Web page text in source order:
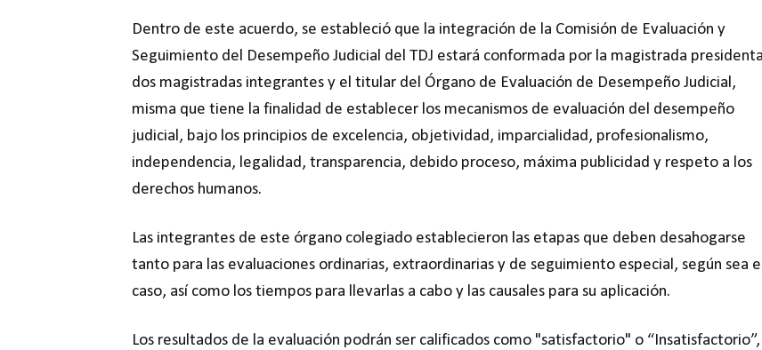
Dentro de este acuerdo, se estableció que la integración de la Comisión de Evaluación y
Seguimiento del Desempeño Judicial del TDJ estará conformada por la magistrada
dos magistradas integrantes y el titular del Órgano de Evaluación de Desempeño Judicial,
misma que tiene la finalidad de establecer los mecanismos de evaluación del desempeño
judicial, bajo los principios de excelencia, objetividad, imparcialidad, profesionalismo,
independencia, legalidad, transparencia, debido proceso, máxima publicidad y respeto a los
derechos humanos.
Las integrantes de este órgano colegiado establecieron las etapas que deben desahogarse
tanto para las evaluaciones ordinarias, extraordinarias y de seguimiento especial, según sea
caso, así como los tiempos para llevarlas a cabo y las causales para su aplicación.
Los resultados de la evaluación podrán ser calificados como "satisfactorio" o “Insatisfactorio”,